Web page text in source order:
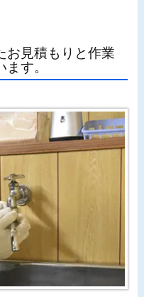
お見積もりと作業
ます。